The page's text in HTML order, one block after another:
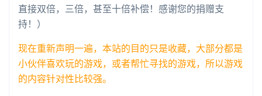
直接双倍，三倍，甚至十倍补偿！感谢您的捐赠支
持！）
现在重新声明一遍，本站的目的只是收藏，大部分都是
小伙伴喜欢玩的游戏，或者帮忙寻找的游戏，所以游戏
的内容针对性比较强。